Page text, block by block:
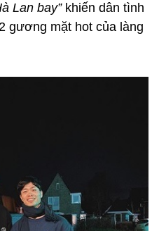
Lan bay”khiến dân tình
gương mặt hot của làng